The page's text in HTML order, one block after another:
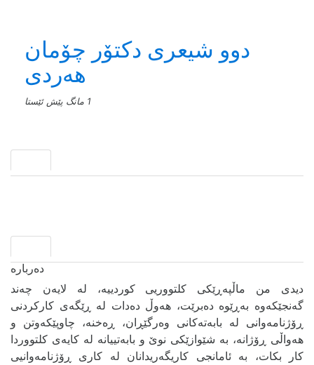
دوو شیعری دکتۆر چۆمان
هەردی
1 مانگ پێش ئێستا
دیدی من ماڵپەڕێکی کلتووریی کوردییە، لە لایەن چەند
گەنجێكه‌وه‌ بەڕێوە دەبرێت، هەوڵ دەدات لە ڕێگەی کارکردنی
ڕۆژنامەوانی لە بابەتەکانی وەرگێڕان، ڕەخنە، چاوپێکەوتن و
هەواڵی ڕۆژانە، بە شێوازێکی نوێ و بابەتییانە لە کایەی کلتووردا
کار بکات، بە ئامانجی کاریگەریدانان لە کاری ڕۆژنامەوانیی